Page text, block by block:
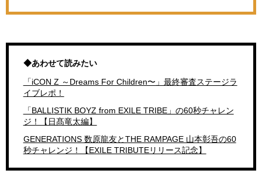
◆あわせて読みたい
「iCON Z ～Dreams For Children〜」最終審査ステージラ
イブレポ！
「BALLISTIK BOYZ from EXILE TRIBE」の60秒チャレン
ジ！【日髙竜太編】
GENERATIONS 数原龍友とTHE RAMPAGE 山本彰吾の60
秒チャレンジ！【EXILE TRIBUTEリリース記念】